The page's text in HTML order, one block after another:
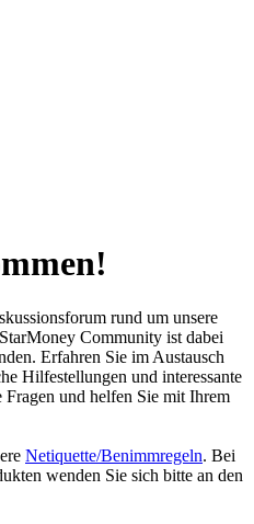
rund um unsere
Community ist dabei
Erfahren Sie im Austausch
Hilfestellungen und interessante
und helfen Sie mit Ihrem
Netiquette/Benimmregeln. Bei
wenden Sie sich bitte an den